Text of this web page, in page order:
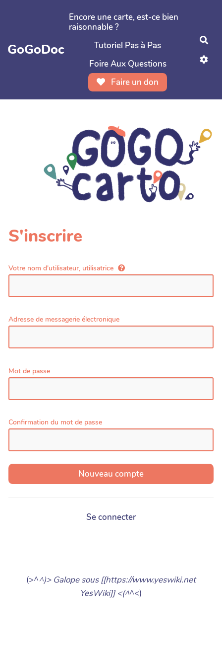
Aller au contenu principal
GoGoDoc
Encore une carte, est-ce bien
raisonnable ?
Tutoriel Pas à Pas
Foire Aux Questions
Faire un don
S'inscrire
Votre nom d'utilisateur, utilisatrice
Adresse de messagerie électronique
Mot de passe
Confirmation du mot de passe
Se connecter
(>^^)> Galope sous [[https://www.yeswiki.net
YesWiki]] <(^^<)